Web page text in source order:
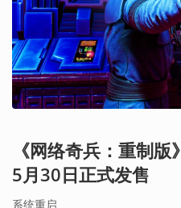
《网络奇兵：重制
5月30日正式发售
系统重启